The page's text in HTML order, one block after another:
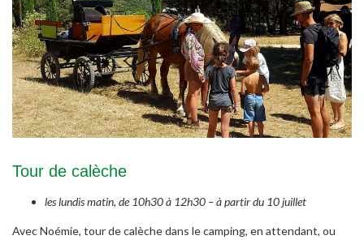
Tour de calèche
les lundis matin, de 10h30 à 12h30 – à partir du 10 juillet
Avec Noémie, tour de calèche dans le camping, en attendant, ou